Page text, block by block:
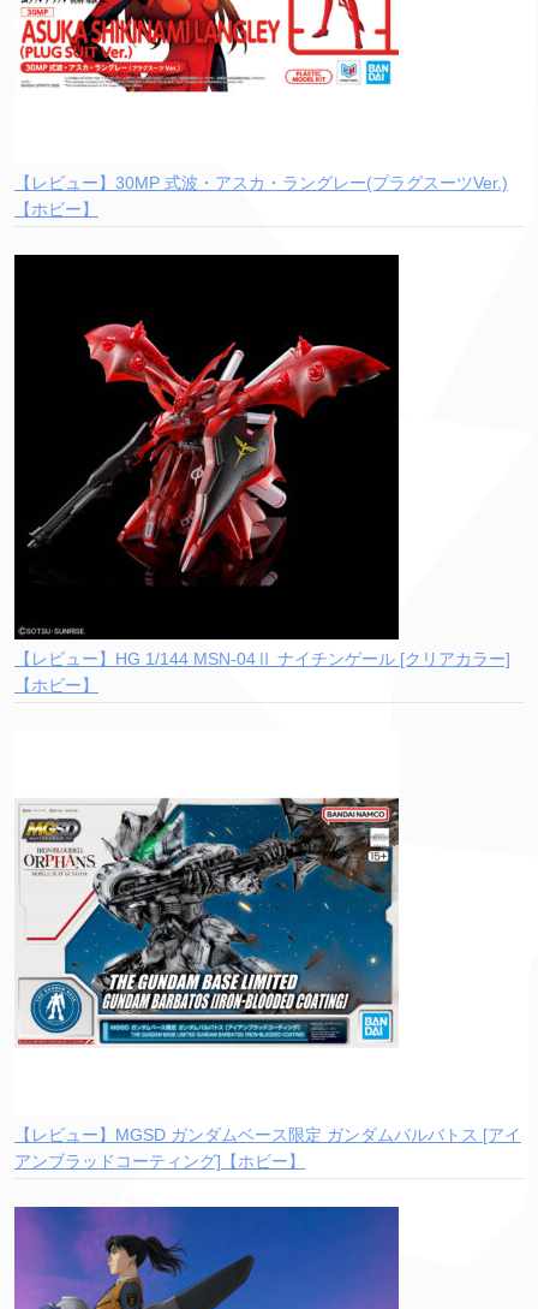
【レビュー】30MP 式波・アスカ・ラングレー(プラグスーツVer.)
【ホビー】
【レビュー】HG 1/144 MSN-04Ⅱ ナイチンゲール [クリアカラー]
【ホビー】
【レビュー】MGSD ガンダムベース限定 ガンダムバルバトス [アイ
アンブラッドコーティング]【ホビー】